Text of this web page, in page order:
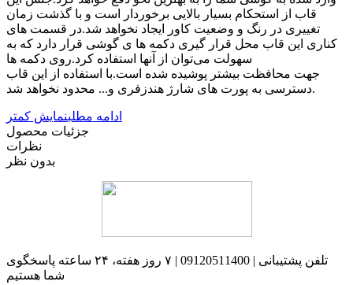
قاب از استحکام بسیار بالایی برخوردار است و با گذشت زمان
تغییری در رنگ و وضعیت کاور ایجاد نخواهد شد.در قسمت های
کناری این قاب محل قرار گیری دکمه ها ی گوشی قرار دارد که به
سهولت می‌توان از آنها استفاده کرد.روی دکمه ها
جهت محافظت بیشتر پوشیده شده است.با استفاده از این قاب
دسترسی به پورت های شارژ هندزفری و... محدود نخواهد شد.
ادامه مطلبنمایش کمتر
جزئیات محصول
نظرات
بدون نظر
تلفن پشتیبانی | 09120511400 | ۷ روز هفته، ۲۴ ساعته پاسخگوی
شما هستیم